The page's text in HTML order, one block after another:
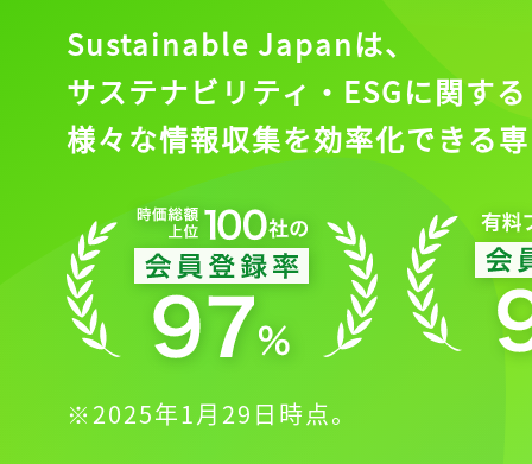
Sustainable Japanは、
サステナビリティ・ESGに関する
様々な情報収集を効率化できる
※2025年1月29日時点。